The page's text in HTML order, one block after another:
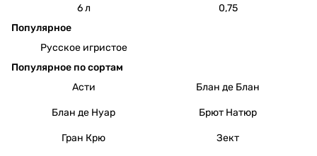
6 л
0,75
Популярное
Русское игристое
Популярное по сортам
Асти
Блан де Блан
Блан де Нуар Брют Натюр
Гран Крю Зект